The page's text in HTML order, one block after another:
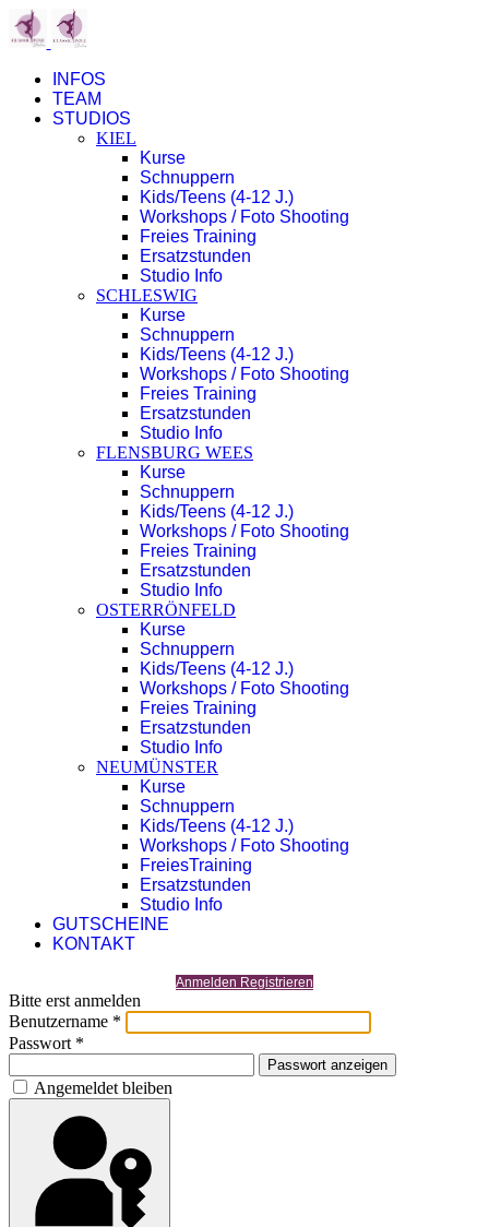
INFOS
TEAM
STUDIOS
KIEL
Kurse
Schnuppern
Kids/Teens (4-12 J.)
Workshops / Foto Shooting
Freies Training
Ersatzstunden
Studio Info
SCHLESWIG
Kurse
Schnuppern
Kids/Teens (4-12 J.)
Workshops / Foto Shooting
Freies Training
Ersatzstunden
Studio Info
FLENSBURG WEES
Kurse
Schnuppern
Kids/Teens (4-12 J.)
Workshops / Foto Shooting
Freies Training
Ersatzstunden
Studio Info
OSTERRÖNFELD
Kurse
Schnuppern
Kids/Teens (4-12 J.)
Workshops / Foto Shooting
Freies Training
Ersatzstunden
Studio Info
NEUMÜNSTER
Kurse
Schnuppern
Kids/Teens (4-12 J.)
Workshops / Foto Shooting
FreiesTraining
Ersatzstunden
Studio Info
GUTSCHEINE
KONTAKT
Anmelden Registrieren
Bitte erst anmelden
Benutzername *
Passwort *
Passwort anzeigen
Angemeldet bleiben